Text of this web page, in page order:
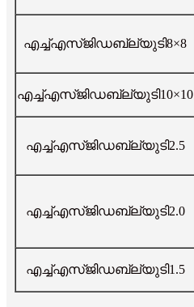
എച്ച്എസ്ജിഡബ്ല്യുടി8×8
എച്ച്എസ്ജിഡബ്ല്യുടി10×10
എച്ച്എസ്ജിഡബ്ല്യുടി2.5
എച്ച്എസ്ജിഡബ്ല്യുടി2.0
എച്ച്എസ്ജിഡബ്ല്യുടി1.5